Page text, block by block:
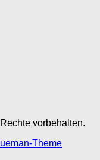
vorbehalten.
Theme